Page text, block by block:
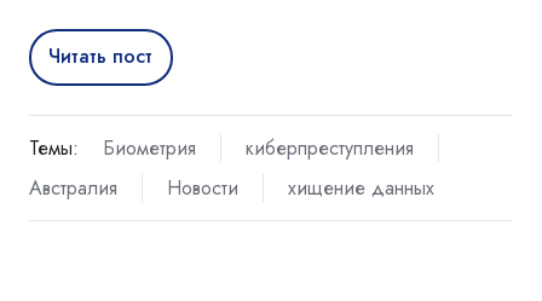
Читать пост
Темы: Биометрия
киберпреступления
Австралия
Новости хищение данных